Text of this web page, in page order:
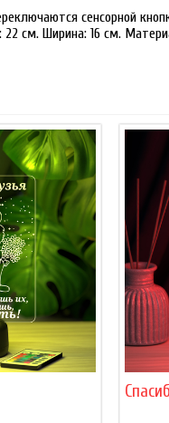
сенсорной
см. Ширина: 16 см.